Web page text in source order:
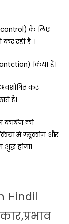
control) के लिए
रही है ।
किया है।
कर
हैं।
कार्बन को
में ग्लूकोज़ और
होगा।
Hindi।